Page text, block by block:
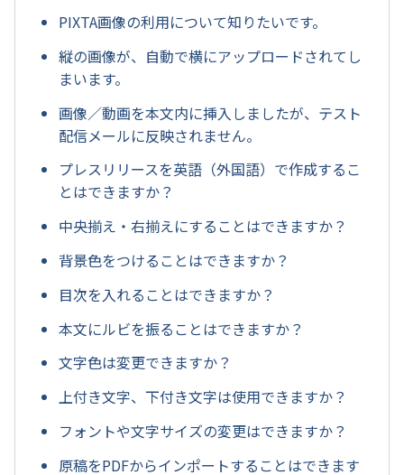
PIXTA画像の利用について知りたいです。
縦の画像が、自動で横にアップロードされてし
まいます。
画像／動画を本文内に挿入しましたが、テスト
配信メールに反映されません。
プレスリリースを英語（外国語）で作成するこ
とはできますか？
中央揃え・右揃えにすることはできますか？
背景色をつけることはできますか？
目次を入れることはできますか？
本文にルビを振ることはできますか？
文字色は変更できますか？
上付き文字、下付き文字は使用できますか？
フォントや文字サイズの変更はできますか？
原稿をPDFからインポートすることはできます